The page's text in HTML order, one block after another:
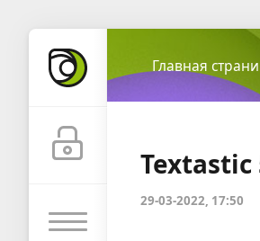
Главная
Textastic
29-03-2022, 17:50